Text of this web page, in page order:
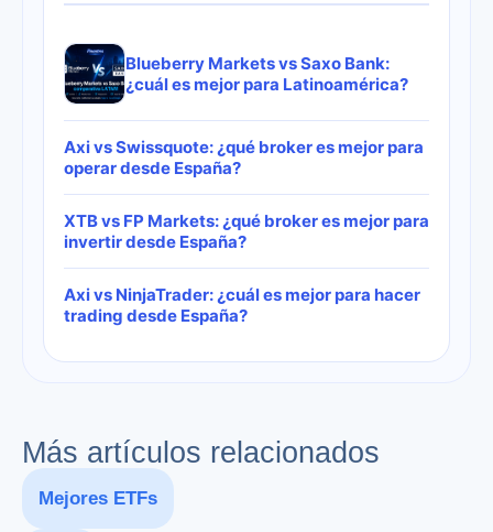
Blueberry Markets vs Saxo Bank:
¿cuál es mejor para Latinoamérica?
Axi vs Swissquote: ¿qué broker es mejor para
operar desde España?
XTB vs FP Markets: ¿qué broker es mejor para
invertir desde España?
Axi vs NinjaTrader: ¿cuál es mejor para hacer
trading desde España?
Más artículos relacionados
Mejores ETFs